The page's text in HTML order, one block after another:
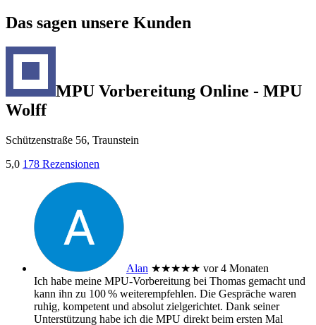
Das sagen unsere Kunden
MPU Vorbereitung Online - MPU
Wolff
Schützenstraße 56, Traunstein
5,0 178 Rezensionen
Alan ★★★★★ vor 4 Monaten
Ich habe meine MPU‑Vorbereitung bei Thomas gemacht und
kann ihn zu 100 % weiterempfehlen. Die Gespräche waren
ruhig, kompetent und absolut zielgerichtet. Dank seiner
Unterstützung habe ich die MPU direkt beim ersten Mal